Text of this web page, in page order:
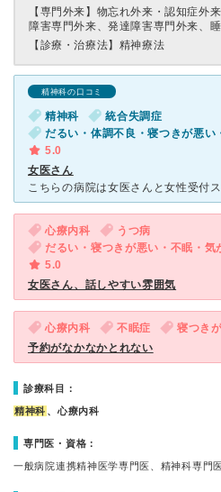
【専門外来】 物忘れ外来・認知症外
障害専門外来、発達障害専門外来、
【診療・治療法】 精神療法
精神科の口コミ
精神科
統合失調症
5.0
女医さん
心療内科
うつ病
だるい・寝つきが悪い・不眠・気
5.0
女医さん、話しやすい雰囲気
心療内科 不眠症 寝つき
予約がなかなかとれない
診療科目：
精神科 、心療内科
専門医・資格：
一般病院連携精神医学専門医、精神科専門